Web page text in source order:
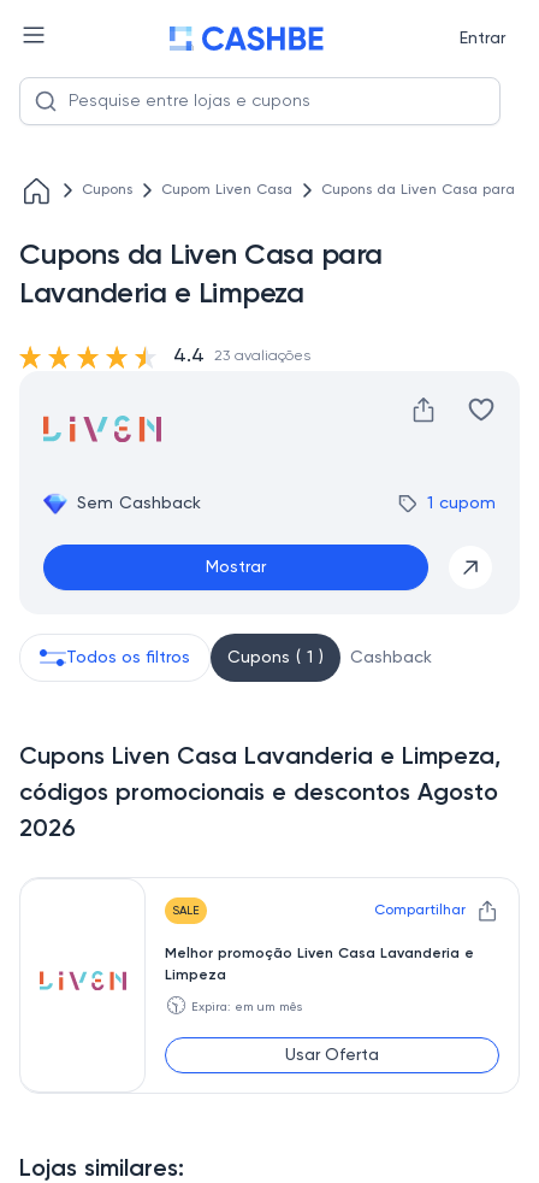
Entrar
Cupons Cupom Liven Casa Cupons da Liven Casa para
Cupons da Liven Casa para
Lavanderia e Limpeza
Sem Cashback 1 cupom
Mostrar
4.4 23 avaliações
Lojas similares:
Todos os filtros Cupons ( 1 ) Cashback
Cupons Liven Casa Lavanderia e Limpeza,
códigos promocionais e descontos Agosto
2026
SALE Compartilhar
Melhor promoção Liven Casa Lavanderia e
Limpeza
🕥 Expira: em um mês
Usar Oferta